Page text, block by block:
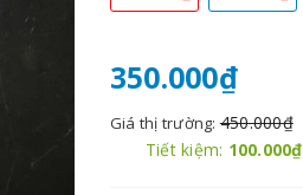
350.000₫
Giá thị trường:450.000₫
Tiết kiệm: 100.000₫